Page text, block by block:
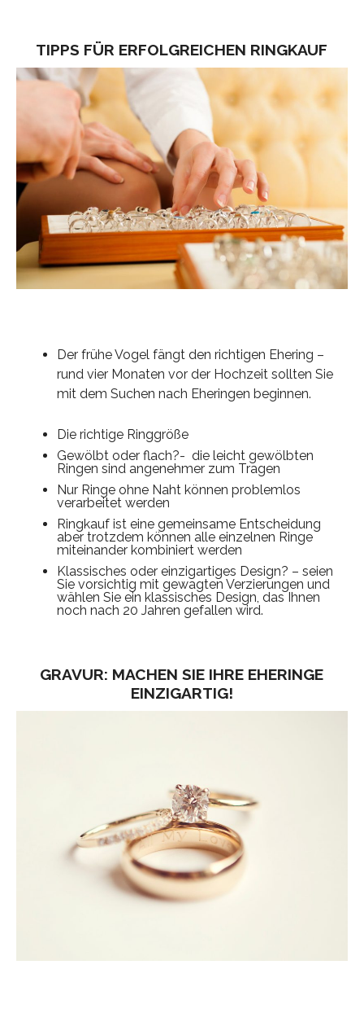
TIPPS FÜR ERFOLGREICHEN RINGKAUF
Der frühe Vogel fängt den richtigen Ehering –
rund vier Monaten vor der Hochzeit sollten Sie
mit dem Suchen nach Eheringen beginnen.
Die richtige Ringgröße
Gewölbt oder flach?- die leicht gewölbten
Ringen sind angenehmer zum Tragen
Nur Ringe ohne Naht können problemlos
verarbeitet werden
Ringkauf ist eine gemeinsame Entscheidung
aber trotzdem können alle einzelnen Ringe
miteinander kombiniert werden
Klassisches oder einzigartiges Design? – seien
Sie vorsichtig mit gewagten Verzierungen und
wählen Sie ein klassisches Design, das Ihnen
noch nach 20 Jahren gefallen wird.
GRAVUR: MACHEN SIE IHRE EHERINGE
EINZIGARTIG!